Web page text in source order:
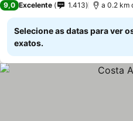
9,0 Excelente 1.413 a 0.2 km
Selecione as datas para ver
exatos.